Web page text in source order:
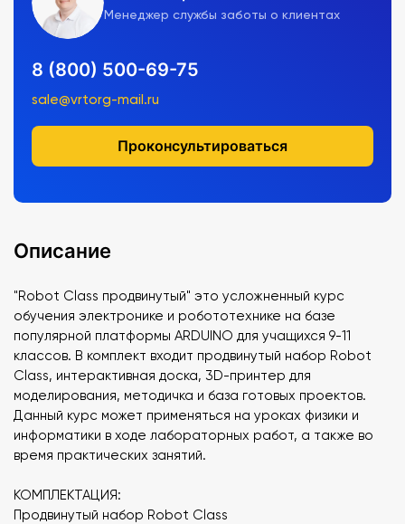
Менеджер службы заботы о клиентах
8 (800) 500-69-75
sale@vrtorg-mail.ru
Проконсультироваться
Описание
"Robot Class продвинутый" это усложненный курс
обучения электронике и робототехнике на базе
популярной платформы ARDUINO для учащихся 9-11
классов. В комплект входит продвинутый набор Robot
Class, интерактивная доска, 3D-принтер для
моделирования, методичка и база готовых проектов.
Данный курс может применяться на уроках физики и
информатики в ходе лабораторных работ, а также во
время практических занятий.
КОМПЛЕКТАЦИЯ:
Продвинутый набор Robot Class